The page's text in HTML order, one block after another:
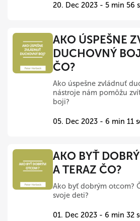
20. Dec 2023 - 5 min 56
AKO ÚSPEŠNE
DUCHOVNÝ
ČO?
Ako úspešne zvládnuť
nástroje nám pomôžu
boji?
05. Dec 2023 - 6 min 11
AKO BYŤ
A TERAZ ČO?
Ako byť dobrým otcom?
svoje deti?
01. Dec 2023 - 6 min 32